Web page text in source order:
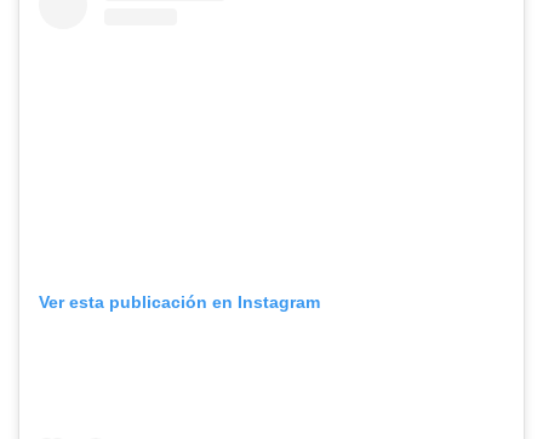
Ver esta publicación en Instagram